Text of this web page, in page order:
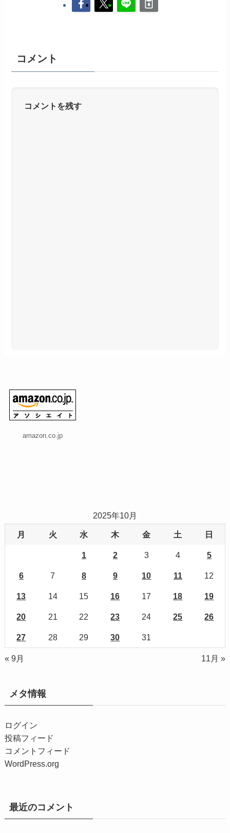
コメント
コメントを残す
amazon.co.jp
2025年10月
月 火 水 木 金 土 日
1 2 3 4 5
6 7 8 9 10 11 12
13 14 15 16 17 18 19
20 21 22 23 24 25 26
27 28 29 30 31
« 9月 11月 »
メタ情報
ログイン
投稿フィード
コメントフィード
WordPress.org
最近のコメント